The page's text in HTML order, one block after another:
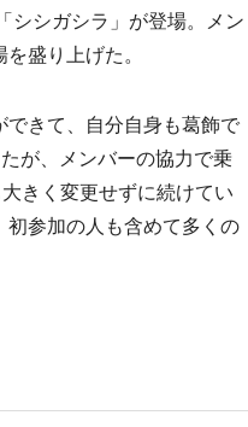
シシガシラ」が登場。メン
盛り上げた。
きて、自分自身も葛飾で
が、メンバーの協力で乗
きく変更せずに続けてい
参加の人も含めて多くの